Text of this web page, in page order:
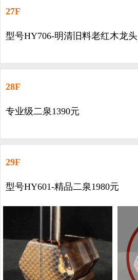
27F
型号HY706-明清旧料老红木龙头
28F
专业级二泉1390元
29F
型号HY601-精品二泉1980元